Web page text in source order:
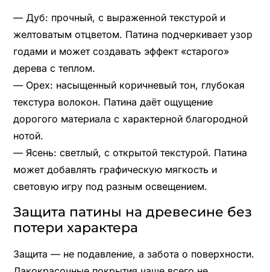
— Дуб: прочный, с выраженной текстурой и
желтоватым отцветом. Патина подчеркивает узор
годами и может создавать эффект «старого»
дерева с теплом.
— Орех: насыщенный коричневый тон, глубокая
текстура волокон. Патина даёт ощущение
дорогого материала с характерной благородной
нотой.
— Ясень: светлый, с открытой текстурой. Патина
может добавлять графическую мягкость и
световую игру под разным освещением.
Защита патины на древесине без
потери характера
Защита — не подавление, а забота о поверхности.